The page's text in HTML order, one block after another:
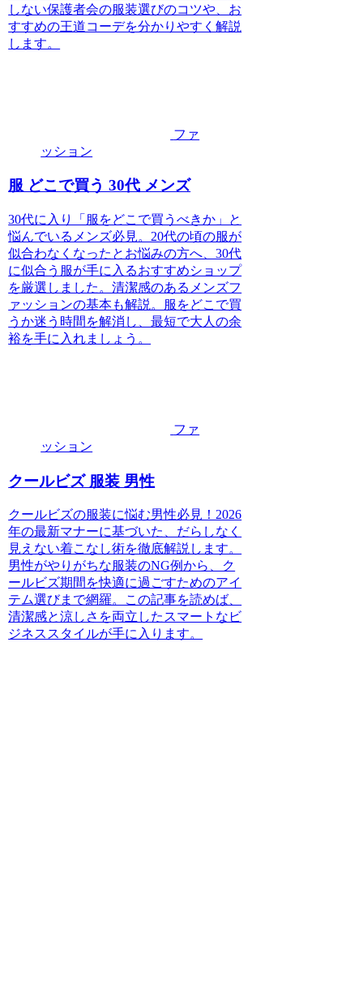
しない保護者会の服装選びのコツや、お
すすめの王道コーデを分かりやすく解説
します。
ファ
ッション
服 どこで買う 30代 メンズ
30代に入り「服をどこで買うべきか」と
悩んでいるメンズ必見。20代の頃の服が
似合わなくなったとお悩みの方へ、30代
に似合う服が手に入るおすすめショップ
を厳選しました。清潔感のあるメンズフ
ァッションの基本も解説。服をどこで買
うか迷う時間を解消し、最短で大人の余
裕を手に入れましょう。
ファ
ッション
クールビズ 服装 男性
クールビズの服装に悩む男性必見！2026
年の最新マナーに基づいた、だらしなく
見えない着こなし術を徹底解説します。
男性がやりがちな服装のNG例から、ク
ールビズ期間を快適に過ごすためのアイ
テム選びまで網羅。この記事を読めば、
清潔感と涼しさを両立したスマートなビ
ジネススタイルが手に入ります。